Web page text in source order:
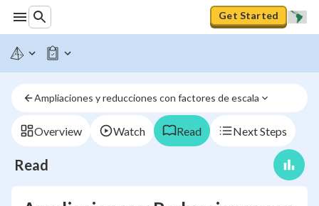
Get Started
Ampliaciones y reducciones con factores de escala
Overview Watch Read Next Steps
Read